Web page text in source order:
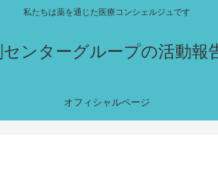
私たちは薬を通じた医療コンシェルジュです
ンターグループの活動報
オフィシャルページ